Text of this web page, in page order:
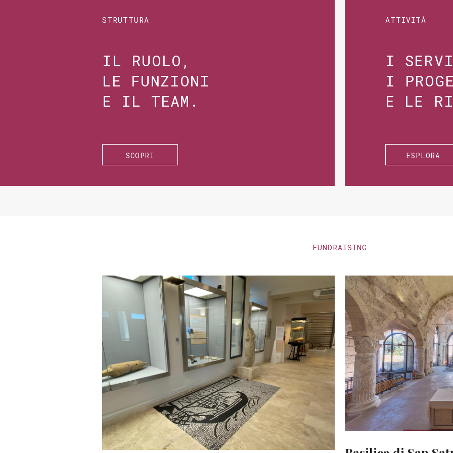
STRUTTURA
IL RUOLO,
LE FUNZIONI
E IL TEAM.
SCOPRI
ATTIVITÀ
I
I
E LE
ESPLORA
FUNDRAISING